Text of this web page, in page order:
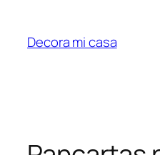
contenido
Decora mi casa